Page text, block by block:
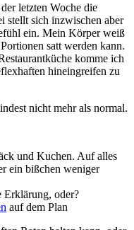
letzten Woche die
stellt sich inzwischen aber
ein. Mein Körper weiß
satt werden kann.
komme ich
hineingreifen zu
nicht mehr als normal.
und Kuchen. Auf alles
ein bißchen weniger
Erklärung, oder?
auf dem Plan